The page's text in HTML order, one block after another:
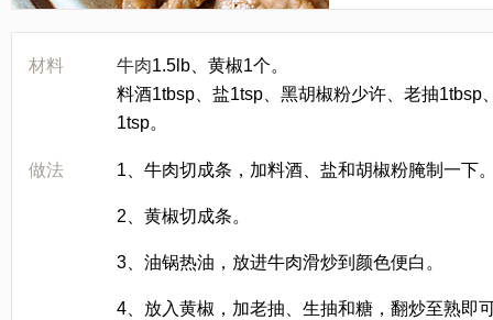
材料 牛肉1.5lb、黄椒1个。
料酒1tbsp、盐1tsp、黑胡椒粉少许、老抽1tbsp
1tsp。
做法 1、牛肉切成条，加料酒、盐和胡椒粉腌制一下
2、黄椒切成条。
3、油锅热油，放进牛肉滑炒到颜色便白。
4、放入黄椒，加老抽、生抽和糖，翻炒至熟即